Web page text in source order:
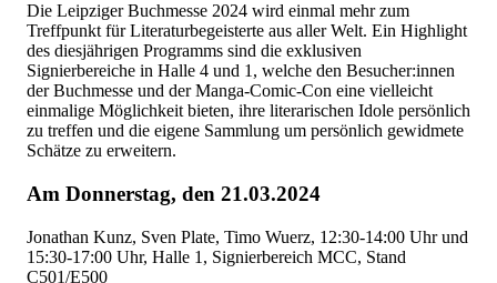
Die Leipziger Buchmesse 2024 wird einmal mehr zum
Treffpunkt für Literaturbegeisterte aus aller Welt. Ein Highlight
des diesjährigen Programms sind die exklusiven
Signierbereiche in Halle 4 und 1, welche den Besucher:innen
der Buchmesse und der Manga-Comic-Con eine vielleicht
einmalige Möglichkeit bieten, ihre literarischen Idole persönlich
zu treffen und die eigene Sammlung um persönlich gewidmete
Schätze zu erweitern.
Am Donnerstag, den 21.03.2024
Jonathan Kunz, Sven Plate, Timo Wuerz, 12:30-14:00 Uhr und
15:30-17:00 Uhr, Halle 1, Signierbereich MCC, Stand
C501/E500